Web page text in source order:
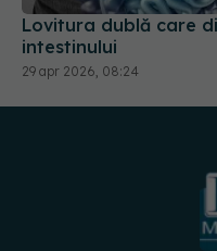
Lovitura dublă care
intestinului
29 apr 2026, 08:24